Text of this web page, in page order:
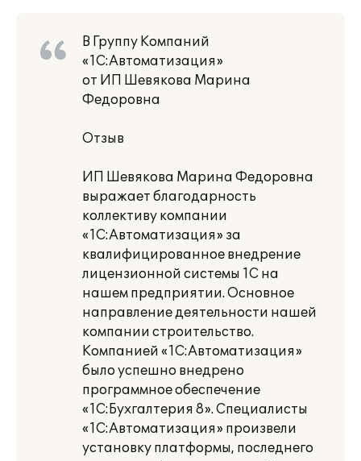
В Группу Компаний
«1С:Автоматизация»
от ИП Шевякова Марина
Федоровна
Отзыв
ИП Шевякова Марина Федоровна
выражает благодарность
коллективу компании
«1С:Автоматизация» за
квалифицированное внедрение
лицензионной системы 1С на
нашем предприятии. Основное
направление деятельности нашей
компании строительство.
Компанией «1С:Автоматизация»
было успешно внедрено
программное обеспечение
«1C:Бухгалтерия 8». Специалисты
«1С:Автоматизация» произвели
установку платформы, последнего